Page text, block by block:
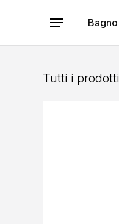
Menu Bagno
Tutti i prodotti